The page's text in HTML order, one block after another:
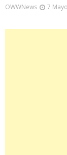
OWWNews 7